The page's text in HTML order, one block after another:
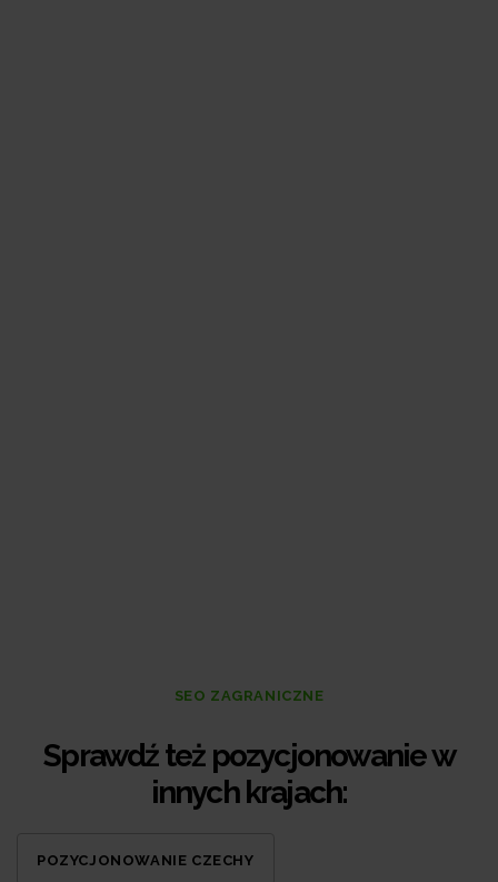
SEO ZAGRANICZNE
Sprawdź też pozycjonowanie w
innych krajach:
POZYCJONOWANIE CZECHY